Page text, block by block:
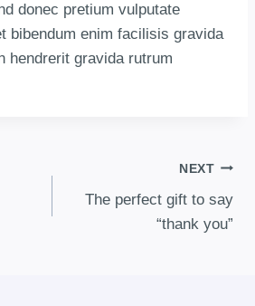
donec pretium vulputate
bibendum enim facilisis gravida
hendrerit gravida rutrum
NEXT
The perfect gift to say
“thank you”